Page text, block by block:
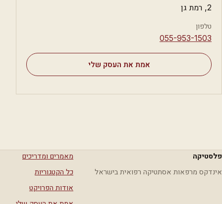
2, רמת גן
טלפון
⁦055-953-1503⁩
אמת את העסק שלי
פלסטיקה
אינדקס מרפאות אסתטיקה רפואית בישראל
מאמרים ומדריכים
כל הקטגוריות
אודות הפרויקט